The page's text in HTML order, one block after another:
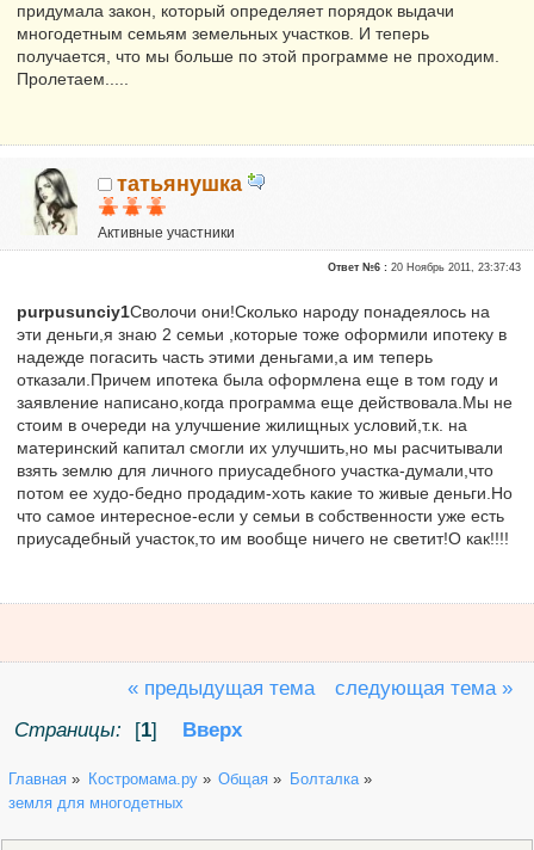
придумала закон, который определяет порядок выдачи
многодетным семьям земельных участков. И теперь
получается, что мы больше по этой программе не проходим.
Пролетаем.....
татьянушка
Активные участники
Репутация:0
Ответ №6 :20 Ноябрь 2011, 23:37:43
purpusunciy1Сволочи они!Сколько народу понадеялось на
эти деньги,я знаю 2 семьи ,которые тоже оформили ипотеку в
надежде погасить часть этими деньгами,а им теперь
отказали.Причем ипотека была оформлена еще в том году и
заявление написано,когда программа еще действовала.Мы не
стоим в очереди на улучшение жилищных условий,т.к. на
материнский капитал смогли их улучшить,но мы расчитывали
взять землю для личного приусадебного участка-думали,что
потом ее худо-бедно продадим-хоть какие то живые деньги.Но
что самое интересное-если у семьи в собственности уже есть
приусадебный участок,то им вообще ничего не светит!О как!!!!
« предыдущая тема
следующая тема »
Страницы:
[1] Вверх
Главная » Костромама.ру» Общая » Болталка»
земля для многодетных